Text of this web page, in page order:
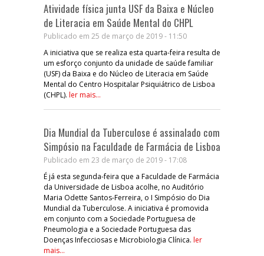
Atividade física junta USF da Baixa e Núcleo
de Literacia em Saúde Mental do CHPL
Publicado em 25 de março de 2019 - 11:50
A iniciativa que se realiza esta quarta-feira resulta de
um esforço conjunto da unidade de saúde familiar
(USF) da Baixa e do Núcleo de Literacia em Saúde
Mental do Centro Hospitalar Psiquiátrico de Lisboa
(CHPL). ler mais...
Dia Mundial da Tuberculose é assinalado com
Simpósio na Faculdade de Farmácia de Lisboa
Publicado em 23 de março de 2019 - 17:08
É já esta segunda-feira que a Faculdade de Farmácia
da Universidade de Lisboa acolhe, no Auditório
Maria Odette Santos-Ferreira, o I Simpósio do Dia
Mundial da Tuberculose. A iniciativa é promovida
em conjunto com a Sociedade Portuguesa de
Pneumologia e a Sociedade Portuguesa das
Doenças Infecciosas e Microbiologia Clínica. ler
mais...